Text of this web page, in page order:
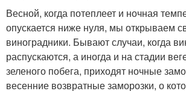
Весной, когда потеплеет и ночная
опускается ниже нуля, мы открываем
виноградники. Бывают случаи, когда
распускаются, а иногда и на стадии
зеленого побега, приходят ночные
весенние возвратные заморозки, о